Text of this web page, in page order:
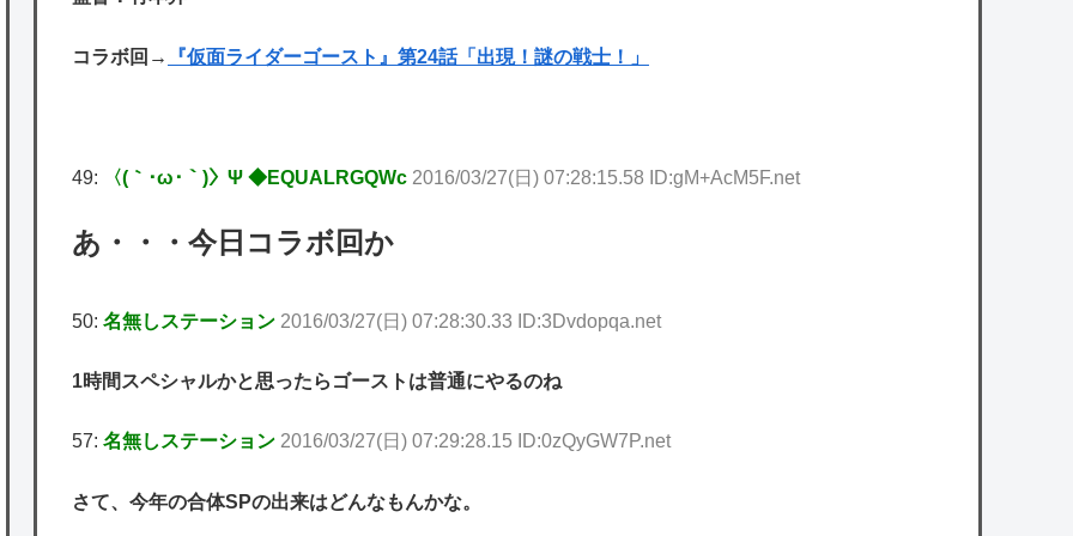
コラボ回→ 『仮面ライダーゴースト』第24話「出現！謎の戦士！」
49: 〈(｀･ω･｀)〉Ψ ◆EQUALRGQWc 2016/03/27(日) 07:28:15.58 ID:gM+AcM5F.net
あ・・・今日コラボ回か
50: 名無しステーション 2016/03/27(日) 07:28:30.33 ID:3Dvdopqa.net
1時間スペシャルかと思ったらゴーストは普通にやるのね
57: 名無しステーション 2016/03/27(日) 07:29:28.15 ID:0zQyGW7P.net
さて、今年の合体SPの出来はどんなもんかな。